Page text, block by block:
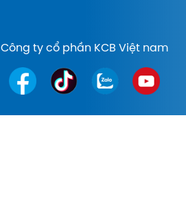
Công ty cổ phần KCB Việt nam